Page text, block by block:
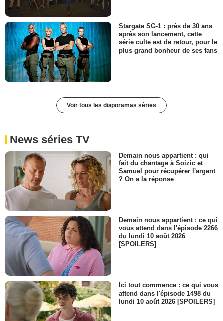
Stargate SG-1 : près de 30 ans
après son lancement, cette
série culte est de retour, pour le
plus grand bonheur de ses fans
Voir tous les diaporamas séries
News séries TV
Demain nous appartient : qui
fait du chantage à Soizic et
Samuel pour récupérer l'argent
? On a la réponse
Demain nous appartient : ce qui
vous attend dans l'épisode 2266
du lundi 10 août 2026
[SPOILERS]
Ici tout commence : ce qui vous
attend dans l'épisode 1498 du
lundi 10 août 2026 [SPOILERS]